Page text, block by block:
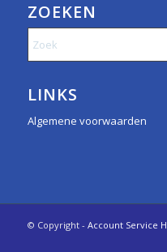
ZOEKEN
LINKS
Algemene voorwaarden
© Copyright - Account Service